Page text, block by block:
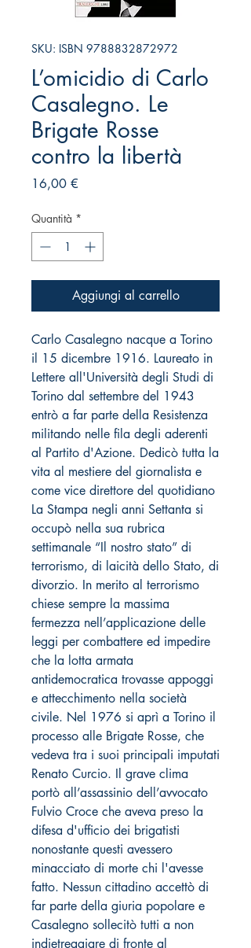
SKU: ISBN 9788832872972
L’omicidio di Carlo
Casalegno. Le
Brigate Rosse
contro la libertà
16,00 €
Quantità *
Aggiungi al carrello
Carlo Casalegno nacque a Torino
il 15 dicembre 1916. Laureato in
Lettere all'Università degli Studi di
Torino dal settembre del 1943
entrò a far parte della Resistenza
militando nelle fila degli aderenti
al Partito d'Azione. Dedicò tutta la
vita al mestiere del giornalista e
come vice direttore del quotidiano
La Stampa negli anni Settanta si
occupò nella sua rubrica
settimanale “Il nostro stato” di
terrorismo, di laicità dello Stato, di
divorzio. In merito al terrorismo
chiese sempre la massima
fermezza nell’applicazione delle
leggi per combattere ed impedire
che la lotta armata
antidemocratica trovasse appoggi
e attecchimento nella società
civile. Nel 1976 si aprì a Torino il
processo alle Brigate Rosse, che
vedeva tra i suoi principali imputati
Renato Curcio. Il grave clima
portò all’assassinio dell’avvocato
Fulvio Croce che aveva preso la
difesa d'ufficio dei brigatisti
nonostante questi avessero
minacciato di morte chi l'avesse
fatto. Nessun cittadino accettò di
far parte della giuria popolare e
Casalegno sollecitò tutti a non
indietreggiare di fronte al